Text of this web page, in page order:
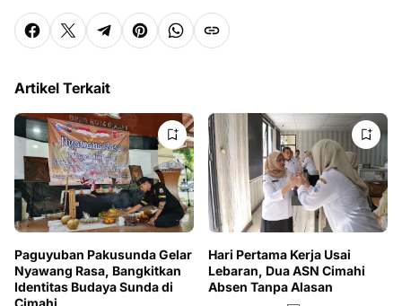
Artikel Terkait
Paguyuban Pakusunda Gelar
Nyawang Rasa, Bangkitkan
Identitas Budaya Sunda di
Hari Pertama Kerja Usai
Lebaran, Dua ASN Cimahi
Absen Tanpa Alasan